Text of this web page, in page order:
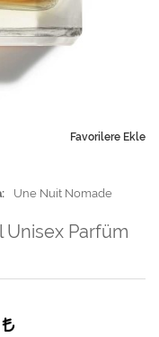
Favorilere Ekle
Une Nuit Nomade
Unisex Parfüm